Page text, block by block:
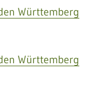
Württemberg
Württemberg